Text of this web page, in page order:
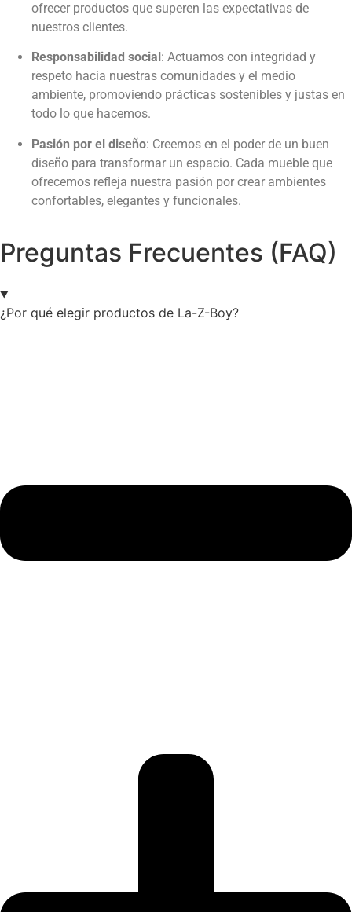
ofrecer productos que superen las expectativas de
nuestros clientes.
Responsabilidad social : Actuamos con integridad y
respeto hacia nuestras comunidades y el medio
ambiente, promoviendo prácticas sostenibles y justas en
todo lo que hacemos.
Pasión por el diseño: Creemos en el poder de un buen
diseño para transformar un espacio. Cada mueble que
ofrecemos refleja nuestra pasión por crear ambientes
confortables, elegantes y funcionales.
Preguntas Frecuentes (FAQ)
¿Por qué elegir productos de La-Z-Boy?